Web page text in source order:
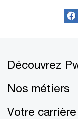
Découvrez
Nos métiers
Votre carrière